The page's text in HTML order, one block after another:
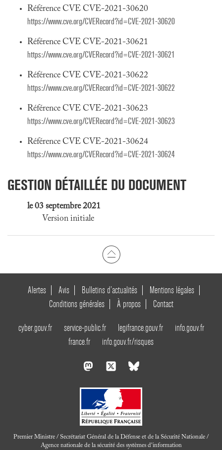
Référence CVE CVE-2021-30620
https://www.cve.org/CVERecord?id=CVE-2021-30620
Référence CVE CVE-2021-30621
https://www.cve.org/CVERecord?id=CVE-2021-30621
Référence CVE CVE-2021-30622
https://www.cve.org/CVERecord?id=CVE-2021-30622
Référence CVE CVE-2021-30623
https://www.cve.org/CVERecord?id=CVE-2021-30623
Référence CVE CVE-2021-30624
https://www.cve.org/CVERecord?id=CVE-2021-30624
GESTION DÉTAILLÉE DU DOCUMENT
le 03 septembre 2021
Version initiale
Alertes Avis Bulletins d’actualités
Mentions légales
Conditions générales
À propos Contact
cyber.gouv.fr service-public.fr legifrance.gouv.fr
info.gouv.fr
france.fr
info.gouv.fr/risques
Premier Ministre / Secrétariat Général de la Défense et de la Sécurité Nationale /
Agence nationale de la sécurité des systèmes d'information